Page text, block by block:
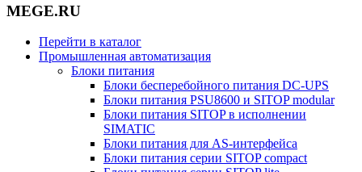
MEGE.RU
Перейти в каталог
Промышленная автоматизация
Блоки питания
Блоки бесперебойного питания DC-UPS
Блоки питания PSU8600 и SITOP modular
Блоки питания SITOP в исполнении
SIMATIC
Блоки питания для AS-интерфейса
Блоки питания серии SITOP compact